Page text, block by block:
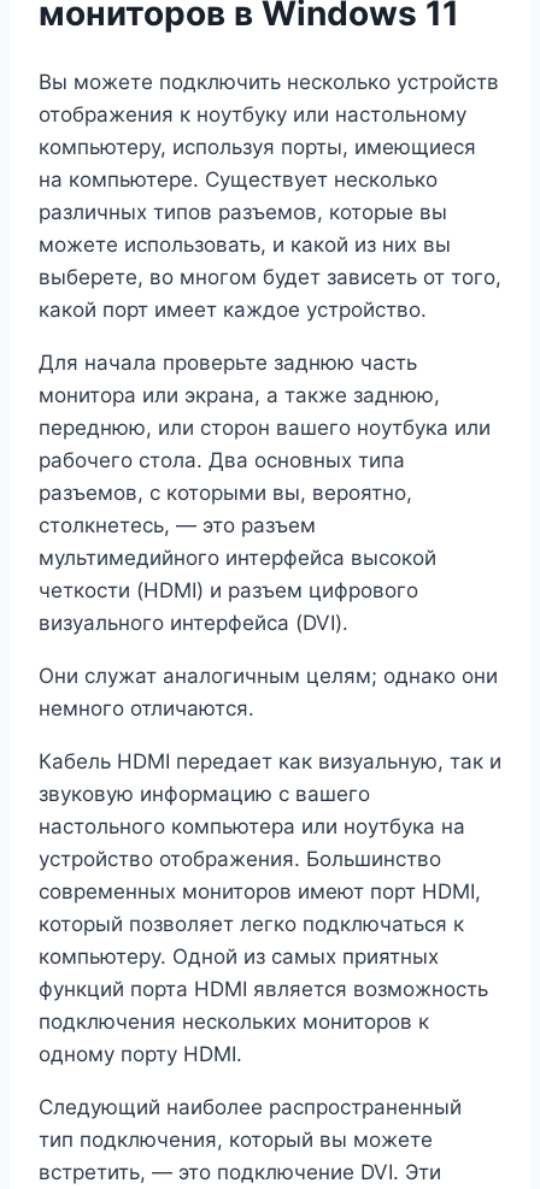
мониторов в Windows 11
Вы можете подключить несколько устройств
отображения к ноутбуку или настольному
компьютеру, используя порты, имеющиеся
на компьютере. Существует несколько
различных типов разъемов, которые вы
можете использовать, и какой из них вы
выберете, во многом будет зависеть от того,
какой порт имеет каждое устройство.
Для начала проверьте заднюю часть
монитора или экрана, а также заднюю,
переднюю, или сторон вашего ноутбука или
рабочего стола. Два основных типа
разъемов, с которыми вы, вероятно,
столкнетесь, — это разъем
мультимедийного интерфейса высокой
четкости (HDMI) и разъем цифрового
визуального интерфейса (DVI).
Они служат аналогичным целям; однако они
немного отличаются.
Кабель HDMI передает как визуальную, так и
звуковую информацию с вашего
настольного компьютера или ноутбука на
устройство отображения. Большинство
современных мониторов имеют порт HDMI,
который позволяет легко подключаться к
компьютеру. Одной из самых приятных
функций порта HDMI является возможность
подключения нескольких мониторов к
одному порту HDMI.
Следующий наиболее распространенный
тип подключения, который вы можете
встретить, — это подключение DVI. Эти